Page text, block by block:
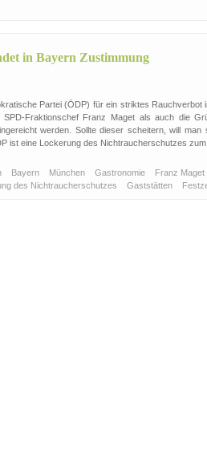
in Bayern Zustimmung
Partei (ÖDP) für ein striktes
SPD-Fraktionschef Franz Maget als auch die
werden. Sollte dieser scheitern, will
ist eine Lockerung des Nichtraucherschutzes zum
Bayern München Gastronomie Franz Maget
des Nichtraucherschutzes Gaststätten